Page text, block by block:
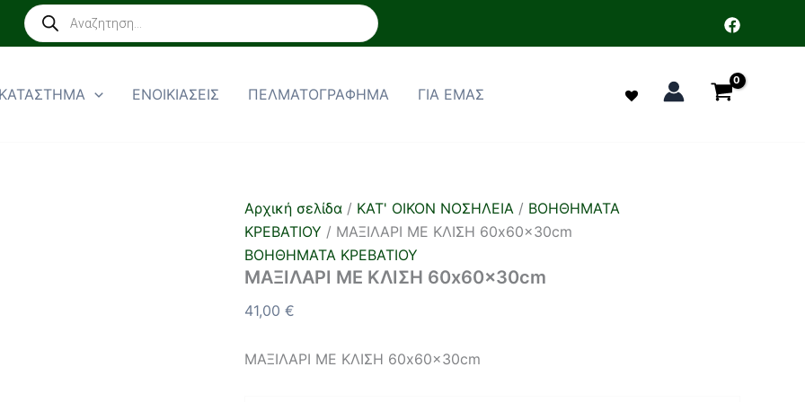
Products
search
ΚΑΤΑΣΤΗΜΑ ΕΝΟΙΚΙΑΣΕΙΣ ΠΕΛΜΑΤΟΓΡΑΦΗΜΑ ΓΙΑ ΕΜΑΣ
Αρχική σελίδα / ΚΑΤ' ΟΙΚΟΝ ΝΟΣΗΛΕΙΑ / ΒΟΗΘΗΜΑΤΑ
ΚΡΕΒΑΤΙΟΥ / ΜΑΞΙΛΑΡΙ ΜΕ ΚΛΙΣΗ 60x60x30cm
ΒΟΗΘΗΜΑΤΑ ΚΡΕΒΑΤΙΟΥ
ΜΑΞΙΛΑΡΙ ΜΕ ΚΛΙΣΗ 60x60x30cm
41,00 €
ΜΑΞΙΛΑΡΙ ΜΕ ΚΛΙΣΗ 60x60x30cm
ΜΑΞΙΛΑΡΙ
ΚΛΙΣΗ